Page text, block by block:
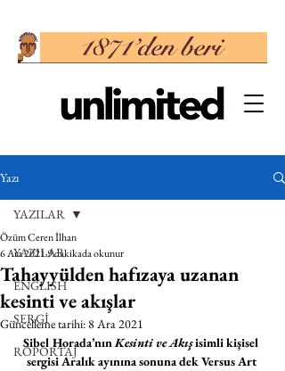
Yazı
YAZILAR
ENGLISH
SERGİ
RÖPORTAJ
YAZILAR
Tahayyülden hafızaya uzanan
kesinti ve akışlar
Özüm Ceren İlhan
6 Ara 20219 dakikada okunur
Güncelleme tarihi: 8 Ara 2021
Sibel Horada’nın Kesinti ve Akış isimli kişisel
sergisi Aralık ayınına sonuna dek Versus Art